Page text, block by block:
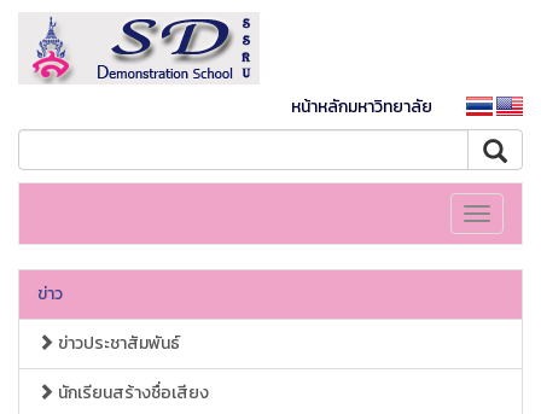
หน้าหลักมหาวิทยาลัย
Toggle
ข่าว
ข่าวประชาสัมพันธ์
นักเรียนสร้างชื่อเสียง